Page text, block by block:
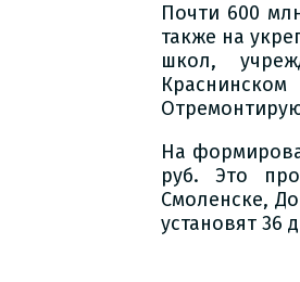
Почти 600
также на
школ,
На
руб. Это
Смоленске,
установят 36